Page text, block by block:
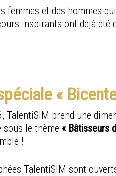
femmes et des hommes
inspirants ont déjà été
«
TalentiSIM prend une
sous le thème « Bâtisseurs
!
TalentiSIM sont